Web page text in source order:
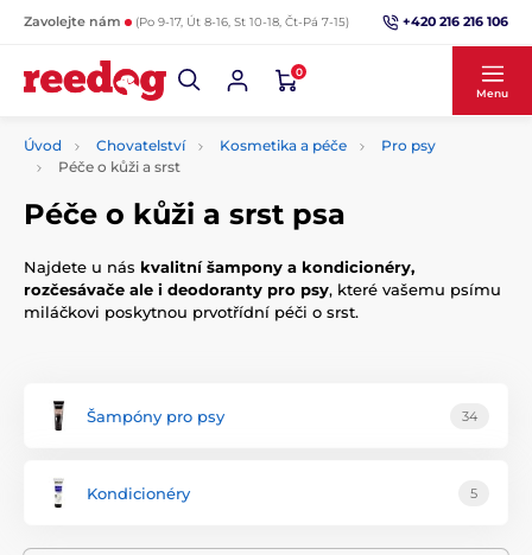
Zavolejte nám (Po 9-17, Út 8-16, St 10-18, Čt-Pá 7-15) +420 216 216 106
0
Menu
Úvod Chovatelství Kosmetika a péče
Pro psy
Péče o kůži a srst
Péče o kůži a srst psa
Najdete u nás kvalitní šampony a kondicionéry,
rozčesávače ale i deodoranty pro psy, které vašemu psímu
miláčkovi poskytnou prvotřídní péči o srst.
Šampóny pro psy 34
Kondicionéry 5